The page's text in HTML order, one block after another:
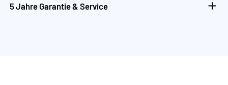
5 Jahre Garantie & Service